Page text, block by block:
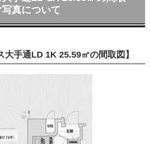
真について
大手通LD 1K 25.59㎡の間取図】